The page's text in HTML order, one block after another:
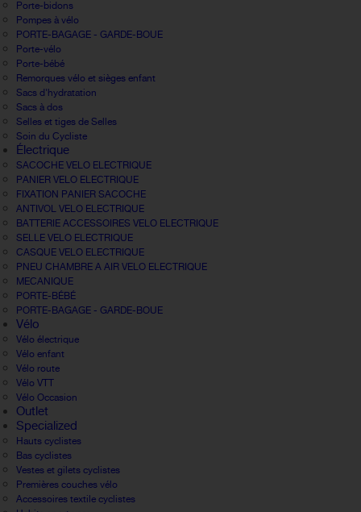
Porte-bidons
Pompes à vélo
PORTE-BAGAGE - GARDE-BOUE
Porte-vélo
Porte-bébé
Remorques vélo et sièges enfant
Sacs d'hydratation
Sacs à dos
Selles et tiges de Selles
Soin du Cycliste
Électrique
SACOCHE VELO ELECTRIQUE
PANIER VELO ELECTRIQUE
FIXATION PANIER SACOCHE
ANTIVOL VELO ELECTRIQUE
BATTERIE ACCESSOIRES VELO ELECTRIQUE
SELLE VELO ELECTRIQUE
CASQUE VELO ELECTRIQUE
PNEU CHAMBRE A AIR VELO ELECTRIQUE
MECANIQUE
PORTE-BÉBÉ
PORTE-BAGAGE - GARDE-BOUE
Vélo
Vélo électrique
Vélo enfant
Vélo route
Vélo VTT
Vélo Occasion
Outlet
Specialized
Hauts cyclistes
Bas cyclistes
Vestes et gilets cyclistes
Premières couches vélo
Accessoires textile cyclistes